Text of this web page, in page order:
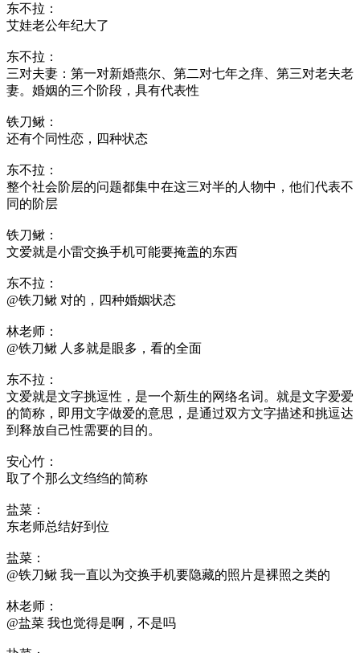
东不拉：
艾娃老公年纪大了
东不拉：
三对夫妻：第一对新婚燕尔、第二对七年之痒、第三对老夫老
妻。婚姻的三个阶段，具有代表性
铁刀鳅：
还有个同性恋，四种状态
东不拉：
整个社会阶层的问题都集中在这三对半的人物中，他们代表不
同的阶层
铁刀鳅：
文爱就是小雷交换手机可能要掩盖的东西
东不拉：
@铁刀鳅 对的，四种婚姻状态
林老师：
@铁刀鳅 人多就是眼多，看的全面
东不拉：
文爱就是文字挑逗性，是一个新生的网络名词。就是文字爱爱
的简称，即用文字做爱的意思，是通过双方文字描述和挑逗达
到释放自己性需要的目的。
安心竹：
取了个那么文绉绉的简称
盐菜：
东老师总结好到位
盐菜：
@铁刀鳅 我一直以为交换手机要隐藏的照片是裸照之类的
林老师：
@盐菜 我也觉得是啊，不是吗